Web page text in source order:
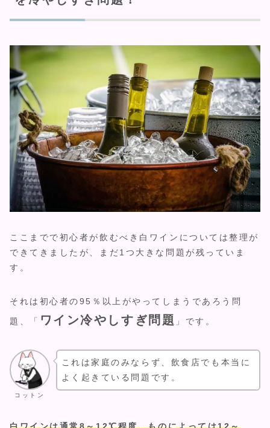
ここまでで初心者が飲むべき白ワインについては整理が
できてきましたが、まだ1つ大きな問題が残っていま
す。
それは初心者の95％以上がやってしまうであろう問
題、「 ワイン冷やしすぎ問題 」です。
コットン
これは家庭のみならず、飲食店でも本当に
よく起きている問題です。